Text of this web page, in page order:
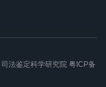
司法鉴定科学研究院 粤ICP备